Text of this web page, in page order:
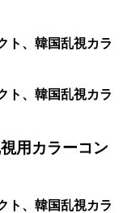
ト、韓国乱視カラ
ト、韓国乱視カラ
用カラーコン
ト、韓国乱視カラ